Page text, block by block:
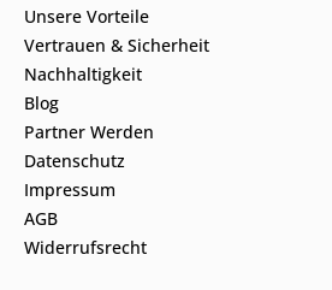
Unsere Vorteile
Vertrauen & Sicherheit
Nachhaltigkeit
Blog
Partner Werden
Datenschutz
Impressum
AGB
Widerrufsrecht